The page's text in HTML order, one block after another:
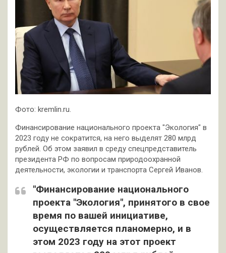
Фото: kremlin.ru.
Финансирование национального проекта "Экология" в
2023 году не сократится, на него выделят 280 млрд
рублей. Об этом заявил в среду спецпредставитель
президента РФ по вопросам природоохранной
деятельности, экологии и транспорта Сергей Иванов.
"Финансирование национального
проекта "Экология", принятого в свое
время по вашей инициативе,
осуществляется планомерно, и в
этом 2023 году на этот проект